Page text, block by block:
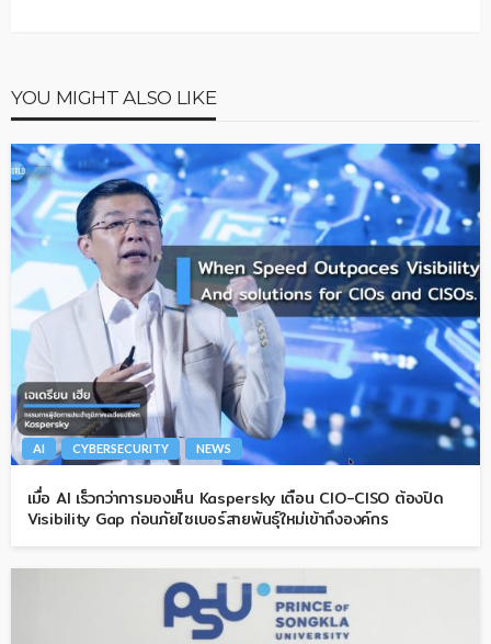
YOU MIGHT ALSO LIKE
AI CYBERSECURITY NEWS
เมื่อ AI เร็วกว่าการมองเห็น Kaspersky เตือน CIO-CISO ต้องปิด
Visibility Gap ก่อนภัยไซเบอร์สายพันธุ์ใหม่เข้าถึงองค์กร